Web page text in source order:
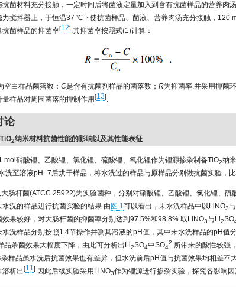
菌材料充分接触，一定时间后将菌液定量加入到含有抗菌样品的营养肉
力搅拌器上，于恒温37 ℃下使抗菌样品、菌液、营养肉汤充分接触，120
抗菌样品的抑菌率[12].其抑菌率按照式(1)计算：
空白样品菌落数； C是含有抗菌剂样品的菌落数； R为抑菌率.并采用抑菌
样品对周围菌落的抑制作用[13].
论
2纳米材料抗菌性能的影响以及其性能表征
mol硝酸锂、乙酸锂、氯化锂、硫酸锂、氧化锂作为锂源掺杂制备TiO2纳
洗至溶液pH=7后烘干样品，将水洗过的样品与原样品分别做抗菌实验，
大肠杆菌(ATCC 25922)为实验菌种，分别对硝酸锂、乙酸锂、氯化锂、硫
洗的样品进行抗菌实验的结果.由 图 1可以看出，未水洗样品中以LiNO3
效果较好，对大肠杆菌的抑菌率分别达到97.5%和98.8%.取LiNO3与Li2SO
水洗样品分别按照1.4节操作并测其溶液的pH值，其中未水洗样品的pH值
品杀菌效果大幅度下降，由此可分析出Li2SO4中SO4
2-所带来的酸性较强
样品虽水洗后抗菌效果也有差异，但水洗前后pH值与抗菌效果均相差不
析出[11].因此后续实验采用LiNO3作为锂源进行掺杂实验，探究各影响因